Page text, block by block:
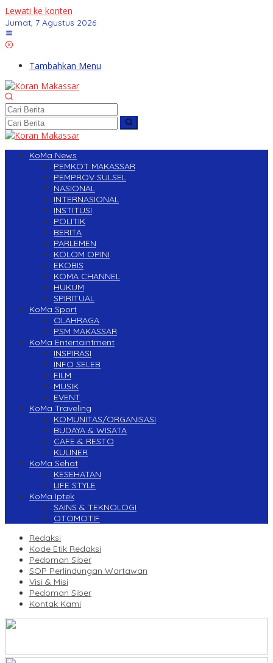
Lewati ke konten
Jumat, 7 Agustus 2026
Tambahkan Menu
KoMa News
PEMKOT MAKASSAR
PEMPROV SULSEL
NASIONAL
INTERNASIONAL
INSTITUSI
POLITIK
BERITA
PARLEMEN
KOLOM OPINI
EKOBIS
KOMA CHANNEL
HUKUM
SPIRITUAL
KoMa Sport
OLAHRAGA
PSM MAKASSAR
KoMa Entertaintment
INSPIRASI
INFO SELEB
FILM
MUSIK
EVENT
KoMa Traveling
KOMUNITAS/ORGANISASI
BUDAYA & WISATA
CAFE & RESTO
KULINER
KoMa Sehat
KESEHATAN
LIFE STYLE
KoMa Iptek
SAINS & TEKNOLOGI
OTOMOTIF
Redaksi
Kode Etik Redaksi
Pedoman Siber
SOP Perlindungan Wartawan
Visi & Misi
Pedoman Siber
Kontak Kami